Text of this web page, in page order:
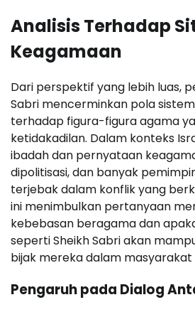
Analisis Terhadap
Keagamaan
Dari perspektif yang lebih luas,
Sabri mencerminkan pola
terhadap figura-figura agama
ketidakadilan. Dalam konteks
ibadah dan pernyataan
dipolitisasi, dan banyak
terjebak dalam konflik yang
ini menimbulkan pertanyaan
kebebasan beragama dan
seperti Sheikh Sabri akan
bijak mereka dalam
Pengaruh pada Dialog